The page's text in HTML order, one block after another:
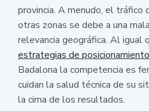
provincia. A menudo, el tráfico
otras zonas se debe a una
relevancia geográfica. Al igual
estrategias de
Badalona la competencia es
cuidan la salud técnica de su
la cima de los resultados.